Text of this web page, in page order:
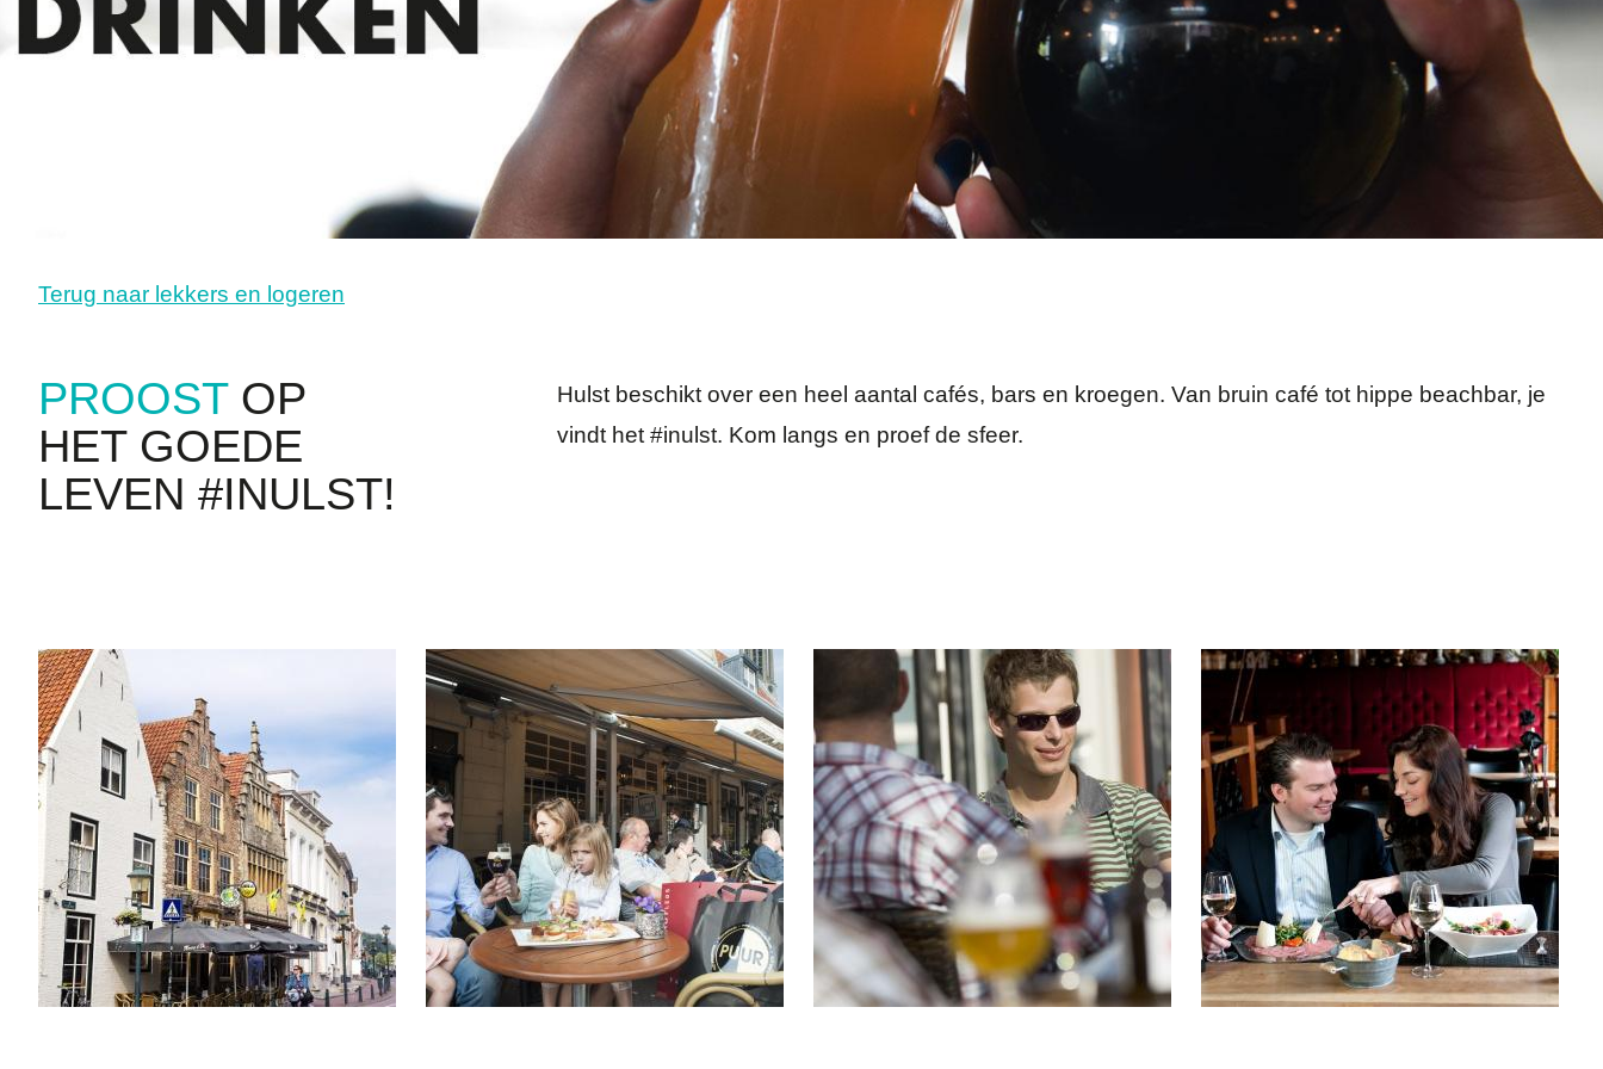
Terug naar lekkers en logeren
PROOSTOP
HET GOEDE
LEVEN #INULST!
Hulst beschikt over een heel aantal cafés, bars en kroegen. Van bruin café tot hippe beachbar, je
vindt het #inulst. Kom langs en proef de sfeer.